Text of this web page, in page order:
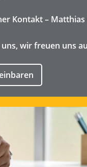
Kontakt – Matthias
uns, wir freuen uns